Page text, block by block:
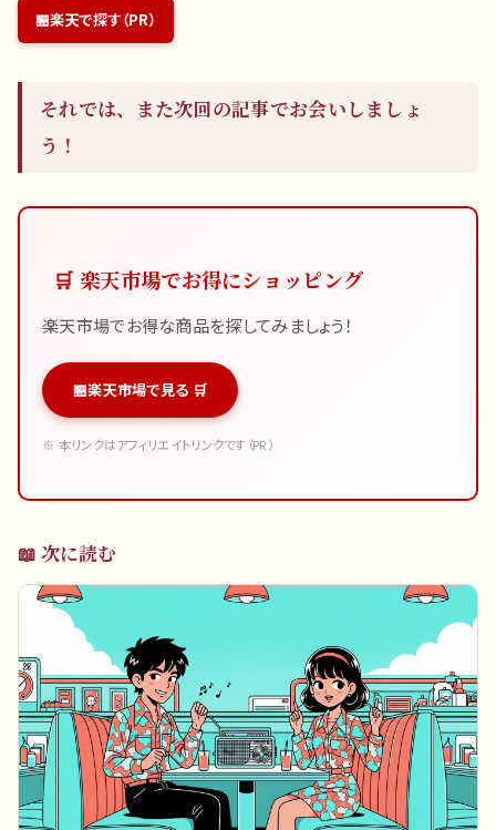
楽天で探す（PR）
それでは、また次回の記事でお会いしましょ
う！
🛒 楽天市場でお得にショッピング
楽天市場でお得な商品を探してみましょう！
楽天市場で見る 🛒
※ 本リンクはアフィリエイトリンクです（PR）
📖 次に読む